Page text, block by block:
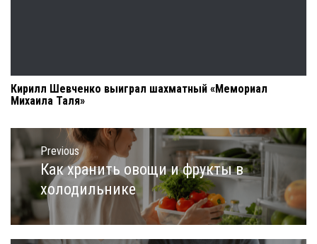
Кирилл Шевченко выиграл шахматный «Мемориал
Михаила Таля»
Навигация
по
записям
Previous
Previous
post:
Как хранить овощи и фрукты в
холодильнике